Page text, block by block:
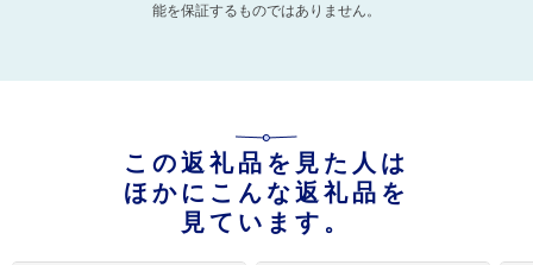
能を保証するものではありません。
この返礼品を見た人は
ほかにこんな返礼品を
見ています。